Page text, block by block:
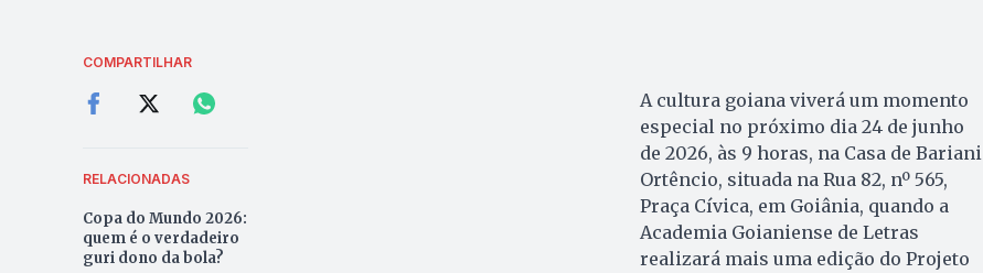
COMPARTILHAR
RELACIONADAS
Copa do Mundo 2026:
quem é o verdadeiro
guri dono da bola?
A cultura goiana viverá um momento
especial no próximo dia 24 de junho
de 2026, às 9 horas, na Casa de Bariani
Ortêncio, situada na Rua 82, nº 565,
Praça Cívica, em Goiânia, quando a
Academia Goianiense de Letras
realizará mais uma edição do Projeto